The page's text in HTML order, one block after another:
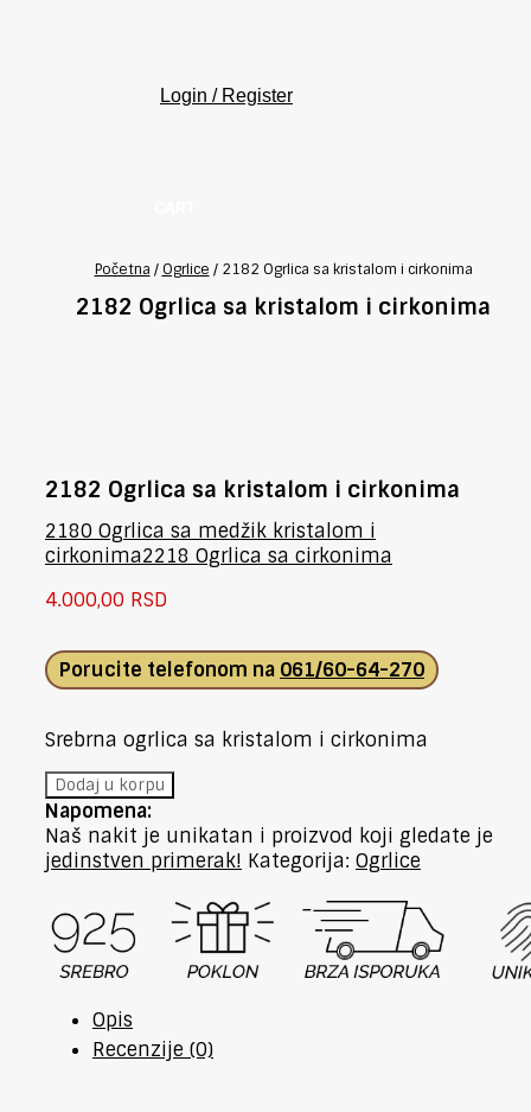
Login / Register
Početna /Ogrlice / 2182 Ogrlica sa kristalom i cirkonima
2182 Ogrlica sa kristalom i cirkonima
2182 Ogrlica sa kristalom i cirkonima
2180 Ogrlica sa medžik kristalom i
cirkonima2218 Ogrlica sa cirkonima
4.000,00 RSD
Porucite telefonom na 061/60-64-270
Srebrna ogrlica sa kristalom i cirkonima
2182
Ogrlica
sa
kristalom
cirkonima
količina
Dodaj u korpu
Napomena:
Naš nakit je unikatan i proizvod koji gledate je
jedinstven primerak! Kategorija: Ogrlice
Opis
Recenzije (0)